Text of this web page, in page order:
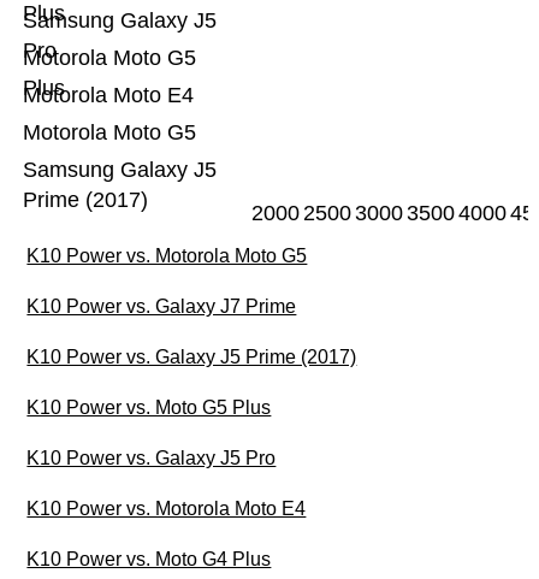
Samsung Galaxy J5
Prime (2017)
Motorola Moto G5
Motorola Moto E4
Motorola Moto G5
Plus
Samsung Galaxy J5
Pro
Plus
20002500300035004000
K10 Power vs. Motorola Moto G5
K10 Power vs. Galaxy J7 Prime
K10 Power vs. Galaxy J5 Prime (2017)
K10 Power vs. Moto G5 Plus
K10 Power vs. Galaxy J5 Pro
K10 Power vs. Motorola Moto E4
K10 Power vs. Moto G4 Plus